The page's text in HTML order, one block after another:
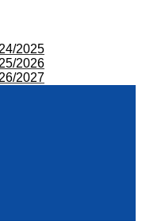
2025
2026
2027